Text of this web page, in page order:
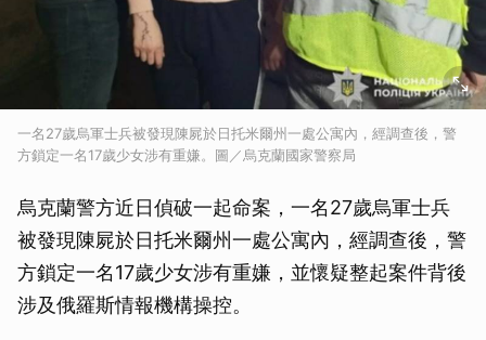
一名27歲烏軍士兵被發現陳屍於日托米爾州一處公寓內，經調查後，警
方鎖定一名17歲少女涉有重嫌。圖／烏克蘭國家警察局
烏克蘭警方近日偵破一起命案，一名27歲烏軍士兵
被發現陳屍於日托米爾州一處公寓內，經調查後，警
方鎖定一名17歲少女涉有重嫌，並懷疑整起案件背後
涉及俄羅斯情報機構操控。